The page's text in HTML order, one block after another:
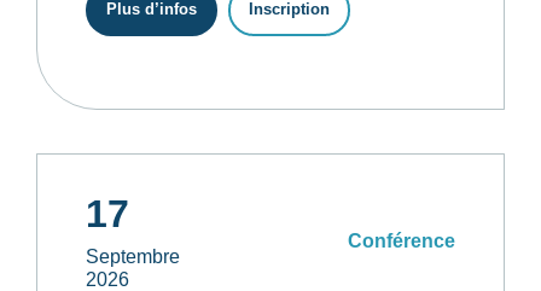
Plus d’infos Inscription
17
Septembre
2026
Conférence